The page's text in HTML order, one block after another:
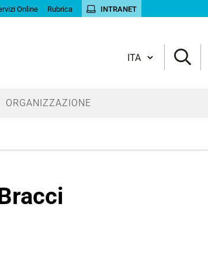
Online Rubrica INTRANET
Cambia lingua
ORGANIZZAZIONE